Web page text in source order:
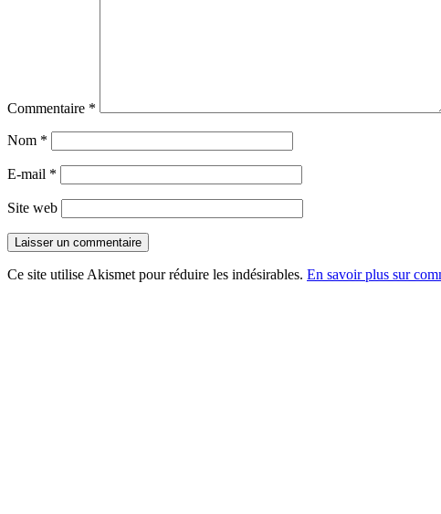
Commentaire *
Nom *
E-mail *
Site web
Ce site utilise Akismet pour réduire les indésirables. En savoir plus sur